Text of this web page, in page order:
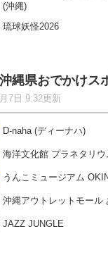
(沖縄)
琉球妖怪2026
沖縄県おでかけス
7日 9:32更新
D-naha (ディーナハ)
海洋文化館 プラネタリウ
うんこミュージアム
沖縄アウトレットモール
JAZZ JUNGLE